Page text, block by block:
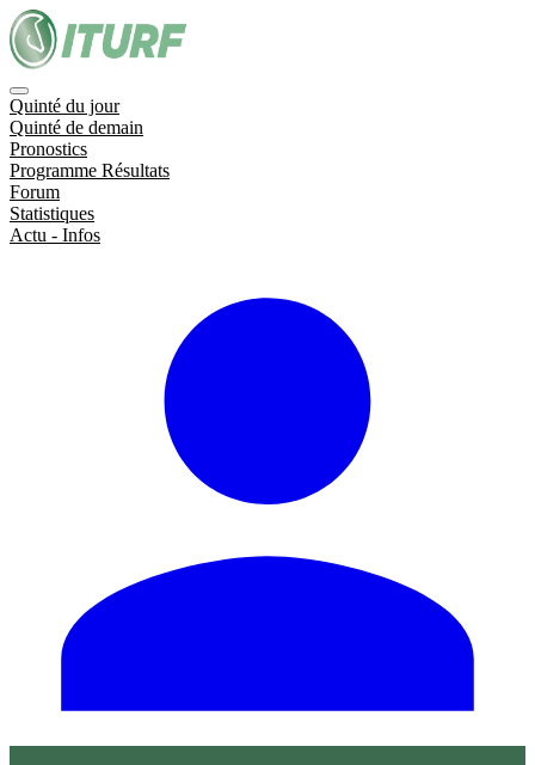
Quinté du jour
Quinté de demain
Pronostics
Programme Résultats
Forum
Statistiques
Actu - Infos